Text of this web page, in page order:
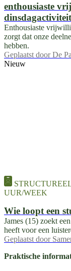
enthousiaste
Enthousiaste
zorgt dat onze
hebben.
Geplaatst door De
Nieuw
UUR/WEEK
Wie loopt een
James (15) zoekt
heeft voor een
Geplaatst door
Praktische